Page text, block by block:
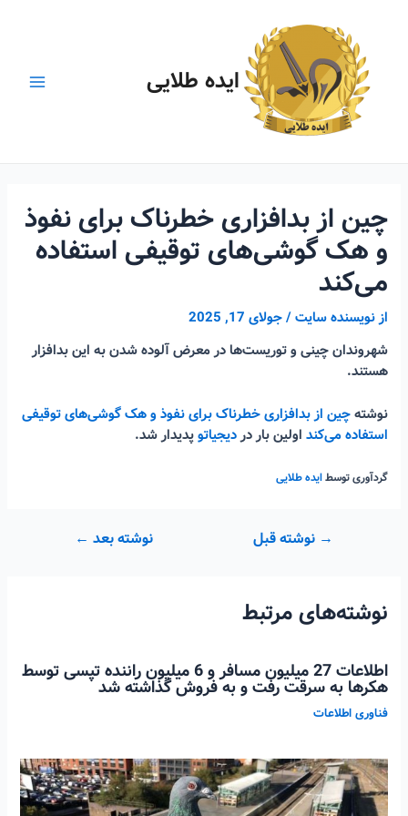
ایده طلایی
چین از بدافزاری خطرناک برای نفوذ
و هک گوشی‌های توقیفی استفاده
می‌کند
ازنویسنده سایت/جولای 17, 2025
شهروندان چینی و توریست‌ها در معرض آلوده شدن به این بدافزار
هستند.
نوشتهچین از بدافزاری خطرناک برای نفوذ و هک گوشی‌های توقیفی
استفاده می‌کند اولین بار دردیجیاتوپدیدار شد.
گردآوری توسطایده طلایی
راهبری
→ نوشته قبل نوشته بعد ←
نوشته‌های مرتبط
اطلاعات 27 میلیون مسافر و 6 میلیون راننده تپسی توسط
هکرها به سرقت رفت و به فروش گذاشته شد
فناوری اطلاعات